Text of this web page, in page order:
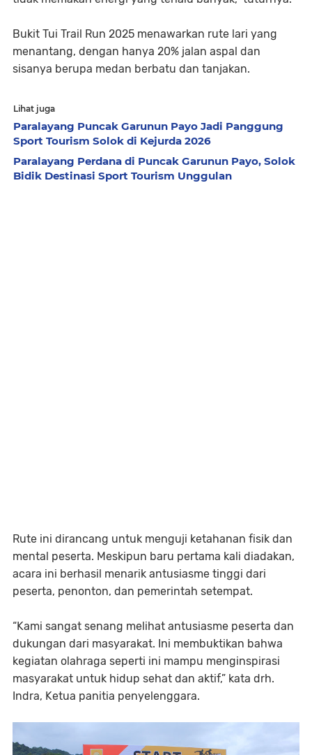
Bukit Tui Trail Run 2025 menawarkan rute lari yang
menantang, dengan hanya 20% jalan aspal dan
sisanya berupa medan berbatu dan tanjakan.
Lihat juga
Paralayang Puncak Garunun Payo Jadi Panggung
Sport Tourism Solok di Kejurda 2026
Paralayang Perdana di Puncak Garunun Payo, Solok
Bidik Destinasi Sport Tourism Unggulan
Rute ini dirancang untuk menguji ketahanan fisik dan
mental peserta. Meskipun baru pertama kali diadakan,
acara ini berhasil menarik antusiasme tinggi dari
peserta, penonton, dan pemerintah setempat.
“Kami sangat senang melihat antusiasme peserta dan
dukungan dari masyarakat. Ini membuktikan bahwa
kegiatan olahraga seperti ini mampu menginspirasi
masyarakat untuk hidup sehat dan aktif,” kata drh.
Indra, Ketua panitia penyelenggara.